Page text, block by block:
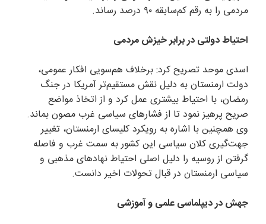
مردمی را به رقم کم‌سابقه ۹۰ درصد رساند.
احتیاط دولتی در برابر خیزش مردمی
اسدی موحد تصریح کرد: برخلاف هم‌سویی افکار عمومی،
دولت ارمنستان به دلیل نقش مستقیم‌تر آمریکا در جنگ
رمضان، با احتیاط بیشتری عمل کرد و از اتخاذ مواضع
صریح پرهیز نمود تا از فشارهای سیاسی غرب مصون بماند.
وی همچنین با اشاره به رویکرد کلیسای ارمنستان، تغییر
جهت‌گیری کلان سیاسی این کشور به سمت غرب و فاصله
گرفتن از روسیه را دلیل اصلی احتیاط نهادهای مذهبی و
سیاسی ارمنستان در قبال تحولات اخیر دانست.
جهش در دیپلماسی علمی و آموزشی